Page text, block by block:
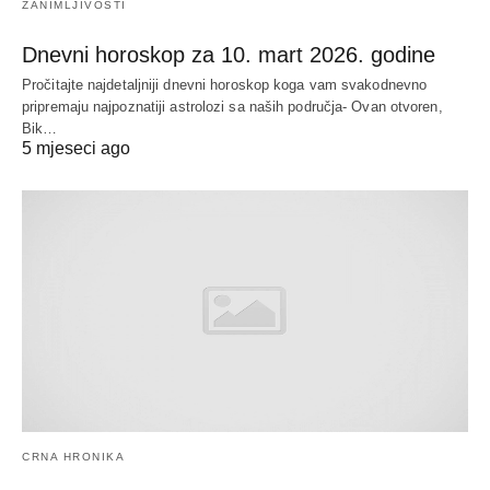
ZANIMLJIVOSTI
Dnevni horoskop za 10. mart 2026. godine
Pročitajte najdetaljniji dnevni horoskop koga vam svakodnevno
pripremaju najpoznatiji astrolozi sa naših područja- Ovan otvoren,
Bik…
5 mjeseci ago
CRNA HRONIKA